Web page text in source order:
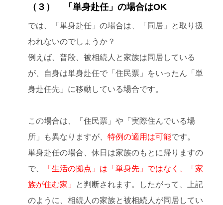
（３） 「単身赴任」の場合はOK
では、「単身赴任」の場合は、「同居」と取り扱
われないのでしょうか？
例えば、普段、被相続人と家族は同居している
が、自身は単身赴任で「住民票」をいったん「単
身赴任先」に移動している場合です。
この場合は、「住民票」や「実際住んでいる場
所」も異なりますが、 特例の適用は可能です。
単身赴任の場合、休日は家族のもとに帰りますの
で、
「生活の拠点」は「単身先」ではなく、「家
族が住む家」
と判断されます。したがって、上記
のように、相続人の家族と被相続人が同居してい